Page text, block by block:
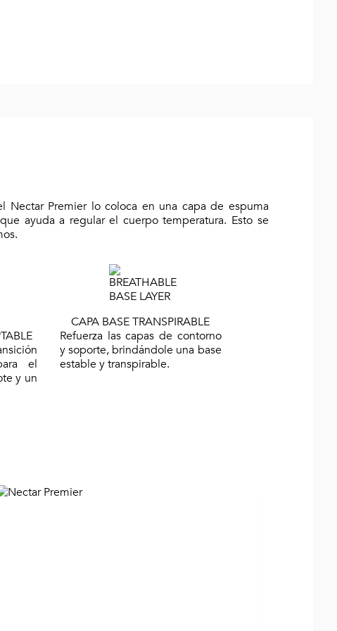
Premier lo coloca en una capa de espuma
ayuda a regular el cuerpo temperatura. Esto se
el
y un
CAPA BASE TRANSPIRABLE
Refuerza las capas de contorno
y soporte, brindándole una base
estable y transpirable.